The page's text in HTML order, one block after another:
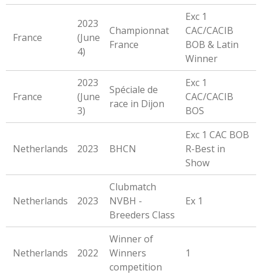
France
2023
(June
4)
Championnat
France
Exc 1
CAC/CACIB
BOB & Latin
Winner
France
2023
(June
3)
Spéciale de
race in Dijon
Exc 1
CAC/CACIB
BOS
Netherlands 2023 BHCN
Exc 1 CAC BOB
R-Best in
Show
Netherlands 2023
Clubmatch
NVBH -
Breeders Class
Ex 1
Netherlands 2022
Winner of
Winners
competition
1